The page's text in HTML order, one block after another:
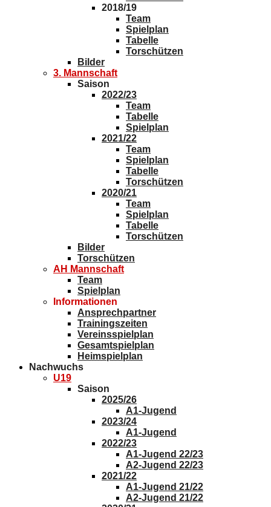
2018/19
Team
Spielplan
Tabelle
Torschützen
Bilder
3. Mannschaft
Saison
2022/23
Team
Tabelle
Spielplan
2021/22
Team
Spielplan
Tabelle
Torschützen
2020/21
Team
Spielplan
Tabelle
Torschützen
Bilder
Torschützen
AH Mannschaft
Team
Spielplan
Informationen
Ansprechpartner
Trainingszeiten
Vereinsspielplan
Gesamtspielplan
Heimspielplan
Nachwuchs
U19
Saison
2025/26
A1-Jugend
2023/24
A1-Jugend
2022/23
A1-Jugend 22/23
A2-Jugend 22/23
2021/22
A1-Jugend 21/22
A2-Jugend 21/22